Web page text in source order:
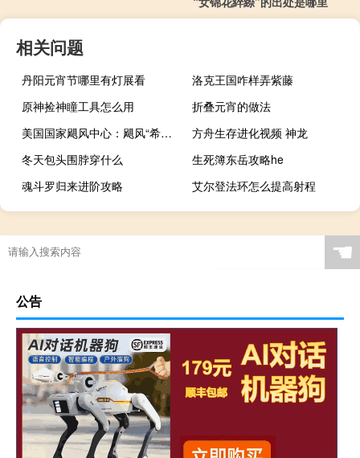
相关问题
丹阳元宵节哪里有灯展看
洛克王国咋样弄紫藤
原神捡神瞳工具怎么用
折叠元宵的做法
美国国家飓风中心：飓风“希拉里”位于加州圣地亚哥东南偏南约285英里（460公里）处最大持续风速为80英里/小时（130公里/小时）
方舟生存进化视频 神龙
冬天包头围脖穿什么
生死簿东岳攻略he
魂斗罗归来进阶攻略
艾尔登法环怎么提高射程
☚
公告